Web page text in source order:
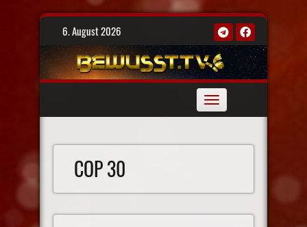
Skip
6. August 2026
Toggle
navigation
COP 30